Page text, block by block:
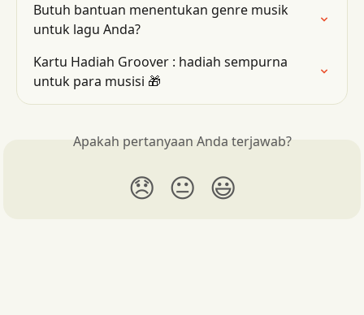
Butuh bantuan menentukan genre musik
untuk lagu Anda?
Kartu Hadiah Groover : hadiah sempurna
untuk para musisi 🎁
Apakah pertanyaan Anda terjawab?
😞 😐 😃